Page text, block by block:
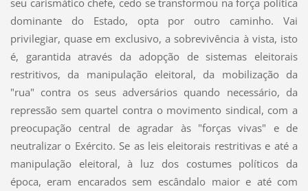
dominante do Estado, opta por outro caminho. Vai
privilegiar, quase em exclusivo, a sobrevivência à vista, isto
é, garantida através da adopção de sistemas eleitorais
restritivos, da manipulação eleitoral, da mobilização da
"rua" contra os seus adversários quando necessário, da
repressão sem quartel contra o movimento sindical, com a
preocupação central de agradar às "forças vivas" e de
neutralizar o Exército. Se as leis eleitorais restritivas e até a
manipulação eleitoral, à luz dos costumes políticos da
época, eram encarados sem escândalo maior e até com